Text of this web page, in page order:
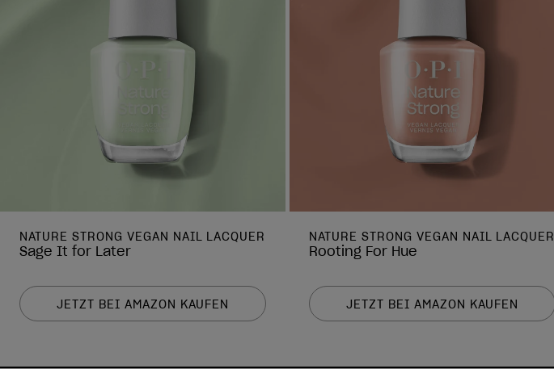
NATURE STRONG VEGAN NAIL LACQUER
Sage It for Later
JETZT BEI AMAZON KAUFEN
NATURE STRONG VEGAN NAIL LACQUER
Rooting For Hue
JETZT BEI AMAZON KAUFEN